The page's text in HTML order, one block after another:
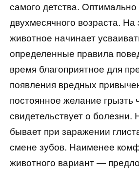
самого детства. Оптимально
двухмесячного возраста. На
животное начинает
определенные правила
время благоприятное для
появления вредных
постоянное желание грызть
свидетельствует о болезни.
бывает при заражении
смене зубов. Наименее
животного вариант —